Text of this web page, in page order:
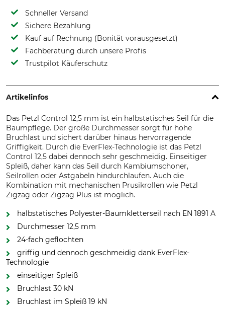
Schneller Versand
Sichere Bezahlung
Kauf auf Rechnung (Bonität vorausgesetzt)
Fachberatung durch unsere Profis
Trustpilot Käuferschutz
Artikelinfos
Das Petzl Control 12,5 mm ist ein halbstatisches Seil für die
Baumpflege. Der große Durchmesser sorgt für hohe
Bruchlast und sichert darüber hinaus hervorragende
Griffigkeit. Durch die EverFlex-Technologie ist das Petzl
Control 12,5 dabei dennoch sehr geschmeidig. Einseitiger
Spleiß, daher kann das Seil durch Kambiumschoner,
Seilrollen oder Astgabeln hindurchlaufen. Auch die
Kombination mit mechanischen Prusikrollen wie Petzl
Zigzag oder Zigzag Plus ist möglich.
halbstatisches Polyester-Baumkletterseil nach EN 1891 A
Durchmesser 12,5 mm
24-fach geflochten
griffig und dennoch geschmeidig dank EverFlex-
Technologie
einseitiger Spleiß
Bruchlast 30 kN
Bruchlast im Spleiß 19 kN